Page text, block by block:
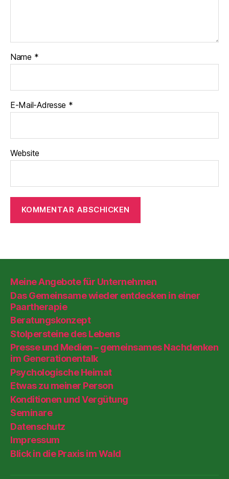
Name *
E-Mail-Adresse *
Website
Meine Angebote für Unternehmen
Das Gemeinsame wieder entdecken in einer
Paartherapie
Beratungskonzept
Stolpersteine des Lebens
Presse und Medien – gemeinsames Nachdenken
im Generationentalk
Psychologische Heimat
Etwas zu meiner Person
Konditionen und Vergütung
Seminare
Datenschutz
Impressum
Blick in die Praxis im Wald